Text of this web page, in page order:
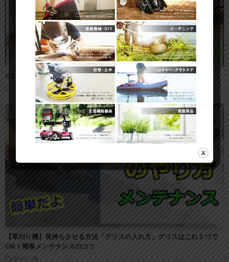
FITBOX（スピンバイク）の組み立て方・手順
スピンバイク
【草刈り機】長持ちさせる方法「グリスの入れ方」グリスはこれ１つで
OK！簡単メンテナンスのコツ
草刈り機